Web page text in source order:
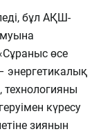
бұл АҚШ-
өсе
– энергетикалық
технологияны
күресу
зиянын